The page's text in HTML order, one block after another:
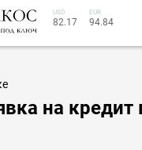
USD
82.17
EUR
94.84
на кредит